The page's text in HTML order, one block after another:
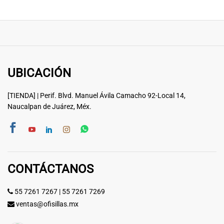
UBICACIÓN
[TIENDA] | Perif. Blvd. Manuel Ávila Camacho 92-Local 14,
Naucalpan de Juárez, Méx.
CONTÁCTANOS
55 7261 7267 | 55 7261 7269
ventas@ofisillas.mx